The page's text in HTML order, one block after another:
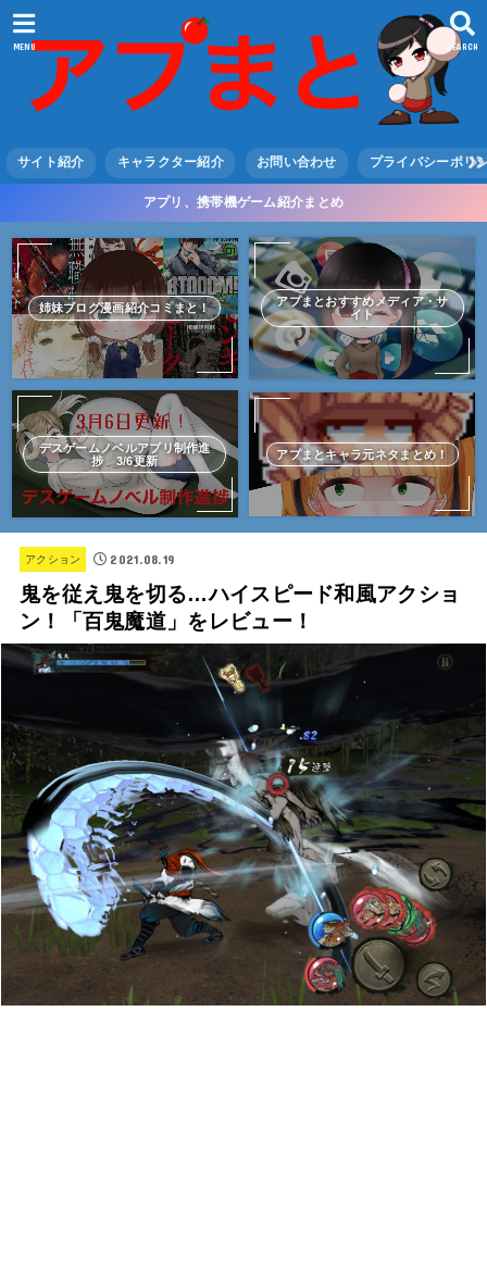
SEARCH
MENU
サイト紹介 キャラクター紹介 お問い合わせ プライバシーポリ
アプリ、携帯機ゲーム紹介まとめ
姉妹ブログ漫画紹介コミまと！
アプまとおすすめメディア・サ
イト
デスゲームノベルアプリ制作進
捗 3/6更新
アプまとキャラ元ネタまとめ！
アクション 2021.08.19
鬼を従え鬼を切る…ハイスピード和風アクショ
ン！「百鬼魔道」をレビュー！